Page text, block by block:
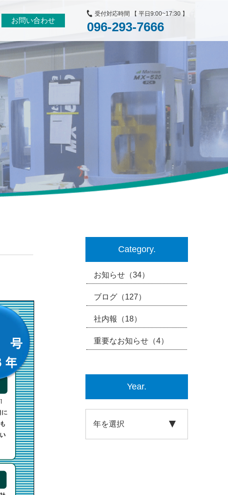
お問い合わせ
受付対応時間 【 平日9:00~17:30 】
096-293-7666
Category.
お知らせ （34）
ブログ （127）
社内報 （18）
重要なお知らせ （4）
Year.